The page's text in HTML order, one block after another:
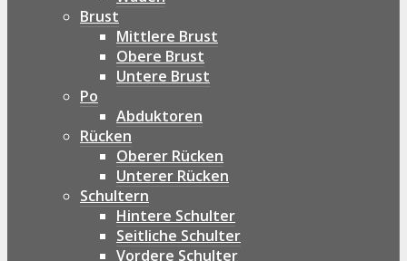
Brust
Mittlere Brust
Obere Brust
Untere Brust
Po
Abduktoren
Rücken
Oberer Rücken
Unterer Rücken
Schultern
Hintere Schulter
Seitliche Schulter
Vordere Schulter